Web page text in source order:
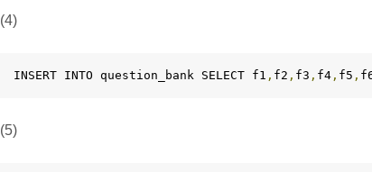
(4)
INSERT INTO question_bank SELECT f1 , f2 , f3 , f4 , f5 ,
(5)